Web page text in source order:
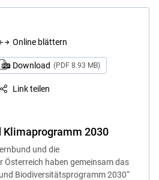
Online blättern
Download (PDF 8.93 MB)
Link teilen
2030
und die
haben gemeinsam das
Biodiversitätsprogramm 2030“